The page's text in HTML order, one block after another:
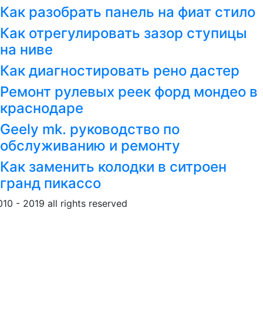
Как разобрать панель на фиат стило
Как отрегулировать зазор ступицы
на ниве
Как диагностировать рено дастер
Ремонт рулевых реек форд мондео в
краснодаре
Geely mk. руководство по
обслуживанию и ремонту
Как заменить колодки в ситроен
гранд пикассо
- 2019 all rights reserved